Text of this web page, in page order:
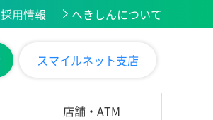
採用情報 へきしんについて
スマイルネット支店
店舗・ATM